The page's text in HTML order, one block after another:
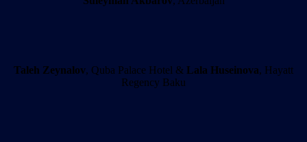
Taleh Zeynalov, Quba Palace Hotel & Lala Huseinova, Hayatt
Regency Baku